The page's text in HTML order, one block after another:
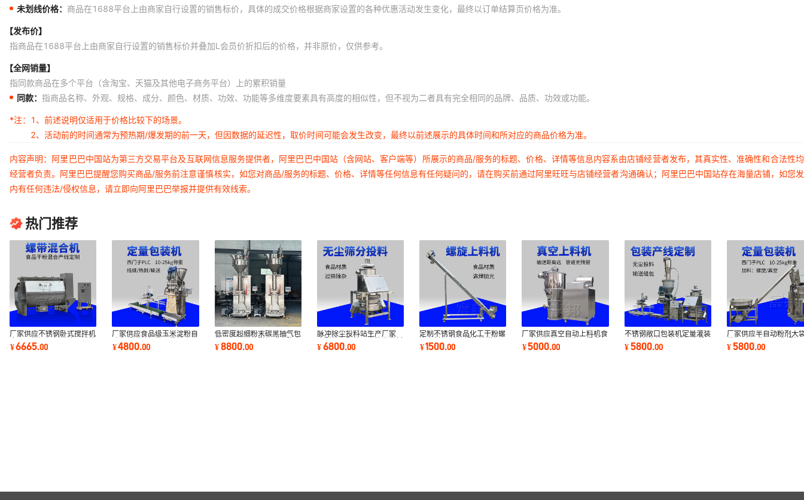
未划线价格： 商品在1688平台上由商家自行设置的销售标价，具体的成交价格根据商家设置的各种优惠活动发生变化，最终以订单结算页价格为准。
【发布价】
指商品在1688平台上由商家自行设置的销售标价并叠加L会员价折扣后的价格，并非原价，仅供参考。
【全网销量】
指同款商品在多个平台（含淘宝、天猫及其他电子商务平台）上的累积销量
同款： 指商品名称、外观、规格、成分、颜色、材质、功效、功能等多维度要素具有高度的相似性，但不视为二者具有完全相同的品牌、品质、功效或功能。
*注：
1、前述说明仅适用于价格比较下的场景。
2、活动前的时间通常为预热期/爆发期的前一天，但因数据的延迟性，取价时间可能会发生改变，最终以前述展示的具体时间和所对应的商品价格为准。
内容声明：阿里巴巴中国站为第三方交易平台及互联网信息服务提供者，阿里巴巴中国站（含网站、客户端等）所展示的商品/服务的标题、价格、详情等信息内容系由店铺经营者发布，其真实性、准确性和合法性
经营者负责。阿里巴巴提醒您购买商品/服务前注意谨慎核实，如您对商品/服务的标题、价格、详情等任何信息有任何疑问的，请在购买前通过阿里旺旺与店铺经营者沟通确认；阿里巴巴中国站存在海量店铺，如您
内有任何违法/侵权信息，请立即向阿里巴巴举报并提供有效线索。
热门推荐
厂家供应不锈钢卧式搅拌机
食品面粉添加剂烘焙预拌粉
双螺带混合机
¥6665.00
厂家供应食品级玉米淀粉自
动称重灌装机敞口袋粉末类
大袋包装机
¥4800.00
低密度超细粉末碳黑抽气包
装机轻飘粉体脱气式升降定
量包装秤
¥8800.00
脉冲除尘投料站生产厂家
小型粉末颗粒无尘筛分供料
站不锈钢材质
¥6800.00
定制不锈钢食品化工干粉螺
旋上料机 粉体螺旋输送机
蛟龙式加料机
¥1500.00
厂家供应真空自动上料机食
品电池行业干粉负压提升机
滤芯反吹清理
¥5000.00
不锈钢敞口包装机定量灌装
无尘输送 粉末包装机产线
设计厂家供应
¥5800.00
厂家供应半自动粉剂大
装机 食品化工行业螺杆
计量称重机
¥5800.00